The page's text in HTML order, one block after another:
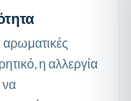
αρωματικές
η αλλεργία
να